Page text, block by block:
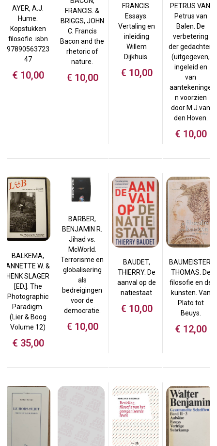
AYER, A.J.
Hume.
Kopstukken
filosofie. isbn
97890563723
47
€ 10,00
FRANCIS. &
BRIGGS, JOHN
C. Francis
Bacon and the
rhetoric of
nature.
€ 10,00
FRANCIS.
Essays.
Vertaling en
inleiding
Willem
Dijkhuis.
€ 10,00
PETRUS VAN.
Petrus van
Balen. De
verbetering
der gedachten
(uitgegeven,
ingeleid en
van
aantekeninge
n voorzien
door M.J.van
den Hoven.
€ 10,00
BALKEMA,
ANNETTE W. &
HENK SLAGER
[ED.]. The
Photographic
Paradigm.
(Lier & Boog
Volume 12)
€ 35,00
BARBER,
BENJAMIN R.
Jihad vs.
McWorld.
Terrorisme en
globalisering
als
bedreigingen
voor de
democratie.
€ 10,00
BAUDET,
THIERRY. De
aanval op de
natiestaat
€ 10,00
BAUMEISTER,
THOMAS. De
filosofie en de
kunsten. Van
Plato tot
Beuys.
€ 12,00